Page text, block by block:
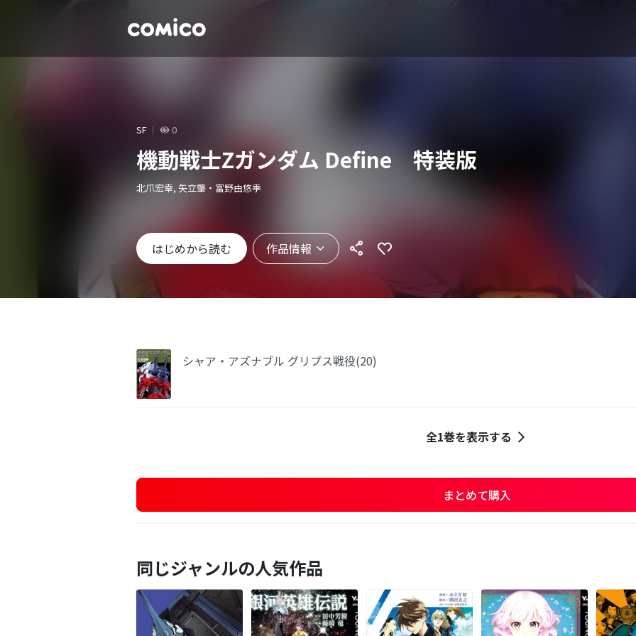
SF 0
機動戦士Zガンダム Define 特装版
北爪宏幸, 矢立肇・富野由悠季
はじめから読む 作品情報
シャア・アズナブル グリプス戦役(20)
全1巻を表示する
まとめて購入
同じジャンルの人気作品